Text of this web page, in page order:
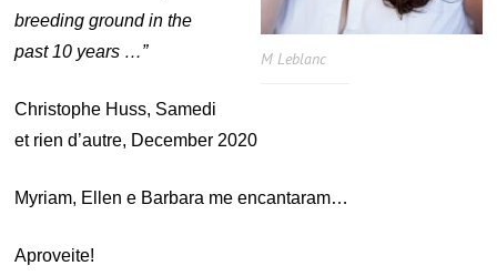
M Leblanc
breeding ground in the
past 10 years …”
Christophe Huss, Samedi
et rien d’autre, December 2020
Myriam, Ellen e Barbara me encantaram…
Aproveite!